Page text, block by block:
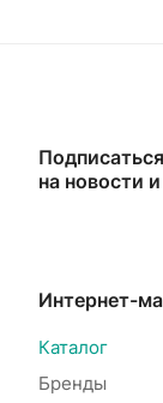
Подписаться
на новости
Интернет-
Каталог
Бренды